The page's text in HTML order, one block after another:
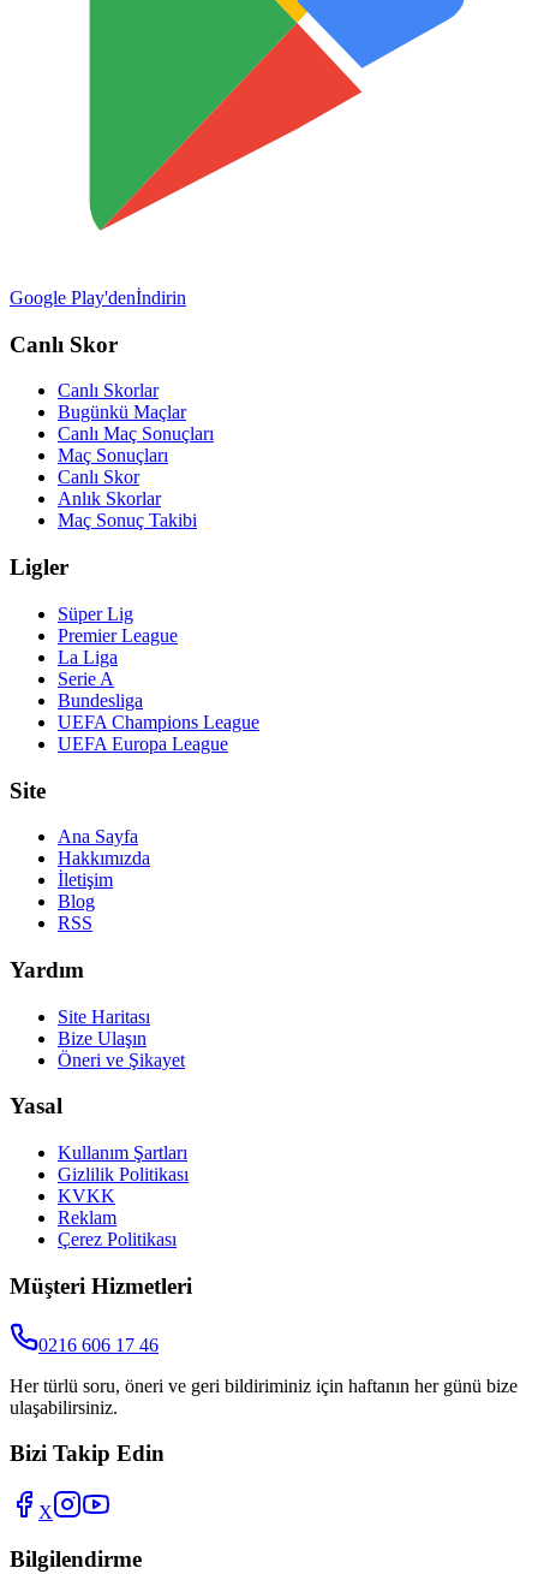
Google Play'denİndirin
Canlı Skor
Canlı Skorlar
Bugünkü Maçlar
Canlı Maç Sonuçları
Maç Sonuçları
Canlı Skor
Anlık Skorlar
Maç Sonuç Takibi
Ligler
Süper Lig
Premier League
La Liga
Serie A
Bundesliga
UEFA Champions League
UEFA Europa League
Site
Ana Sayfa
Hakkımızda
İletişim
Blog
RSS
Yardım
Site Haritası
Bize Ulaşın
Öneri ve Şikayet
Yasal
Kullanım Şartları
Gizlilik Politikası
KVKK
Reklam
Çerez Politikası
Müşteri Hizmetleri
0216 606 17 46
Her türlü soru, öneri ve geri bildiriminiz için haftanın her günü bize
ulaşabilirsiniz.
Bizi Takip Edin
X
Bilgilendirme